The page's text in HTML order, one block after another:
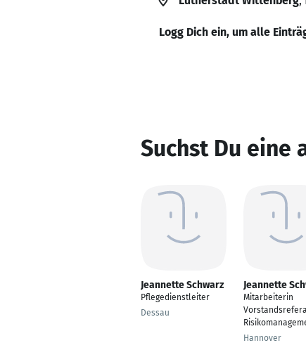
Logg Dich ein, um alle
Suchst Du eine
Jeannette Schwarz
Pflegedienstleiter
Dessau
Jeannette
Mitarbeiterin
Hannover